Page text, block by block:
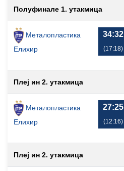
Полуфинале 1. утакмица
Металопластика
Елиxир
34:32
(17:18)
Плеј ин 2. утакмица
Металопластика
Елиxир
27:25
(12:16)
Плеј ин 2. утакмица